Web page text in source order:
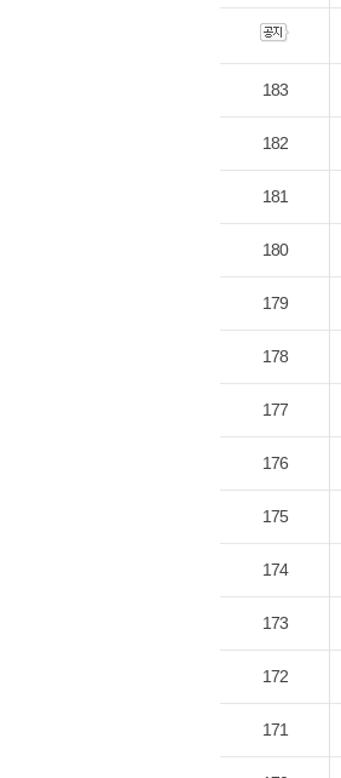
183
182
181
180
179
178
177
176
175
174
173
172
171